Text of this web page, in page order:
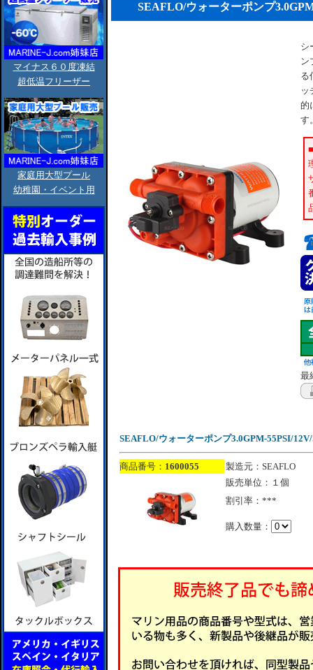
マイナス６０度凍結
超低温フリーザー
家庭用大型プール
幼稚園・イベント用
SEAFLO/ウォーターポンプ
シ
ン
る
ッ
的
す
最
SEAFLO/ウォーターポンプ3.0GPM-55PSI/12V/
商品番号： 1600055
製造元：SEAFLO
販売単位：１個
割引率：***
購入数量：